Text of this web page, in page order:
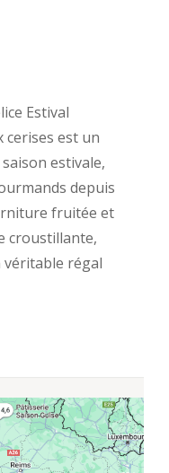
Estival
est un
estivale,
depuis
fruitée et
croustillante,
véritable régal